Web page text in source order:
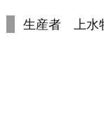
生産者 上水